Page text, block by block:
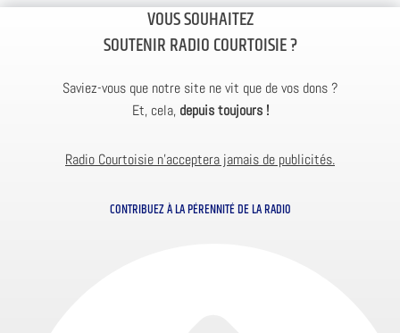
VOUS SOUHAITEZ
SOUTENIR RADIO COURTOISIE ?
Saviez-vous que notre site ne vit que de vos dons ?
Et, cela, depuis toujours !
Radio Courtoisie n’acceptera jamais de publicités.
CONTRIBUEZ À LA PÉRENNITÉ DE LA RADIO